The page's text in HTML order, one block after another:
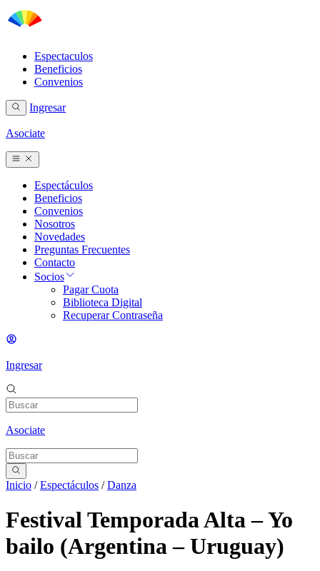
Espectaculos
Beneficios
Convenios
Ingresar
Asociate
Espectáculos
Beneficios
Convenios
Nosotros
Novedades
Preguntas Frecuentes
Contacto
Socios
Pagar Cuota
Biblioteca Digital
Recuperar Contraseña
Ingresar
Asociate
Inicio /Espectáculos /Danza
Festival Temporada Alta – Yo
bailo (Argentina – Uruguay)